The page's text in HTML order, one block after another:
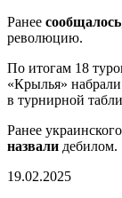
Ранее сообщалось
революцию.
По итогам 18
«Крылья»
в турнирной
Ранее
назвали дебилом.
19.02.2025